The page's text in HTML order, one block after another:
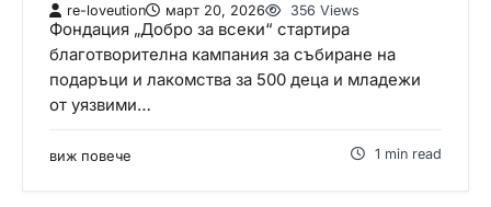
re-loveution март 20, 2026 356 Views
Фондация „Добро за всеки“ стартира
благотворителна кампания за събиране на
подаръци и лакомства за 500 деца и младежи
от уязвими…
виж повече 1 min read